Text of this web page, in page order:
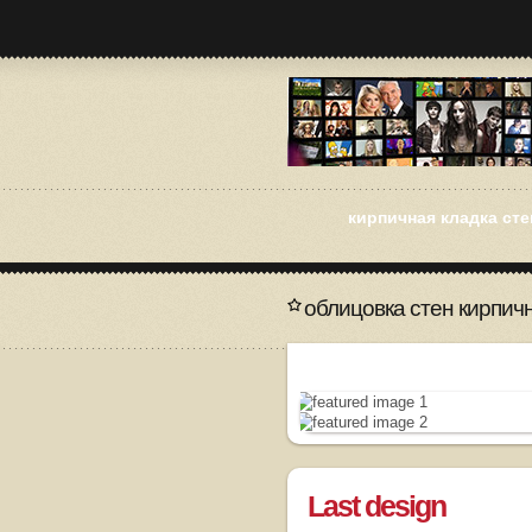
кирпичная кладка
облицовка стен
Last design